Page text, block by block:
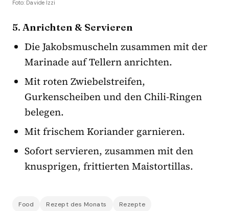
Foto: Davide Izzi
5. Anrichten & Servieren
Die Jakobsmuscheln zusammen mit der
Marinade auf Tellern anrichten.
Mit roten Zwiebelstreifen,
Gurkenscheiben und den Chili-Ringen
belegen.
Mit frischem Koriander garnieren.
Sofort servieren, zusammen mit den
knusprigen, frittierten Maistortillas.
Food Rezept des Monats Rezepte